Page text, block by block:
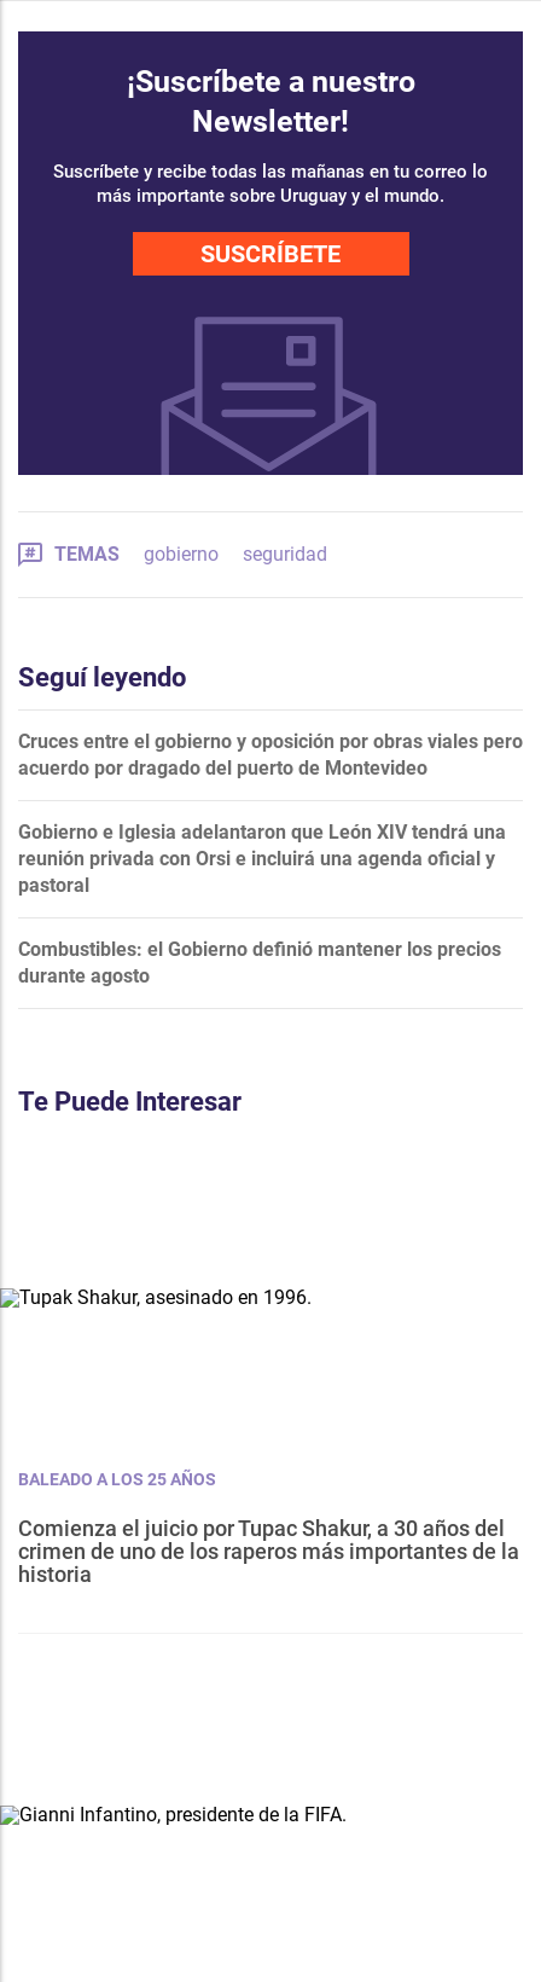
¡Suscríbete a nuestro
Newsletter!
Suscríbete y recibe todas las mañanas en tu correo lo
más importante sobre Uruguay y el mundo.
SUSCRÍBETE
TEMAS gobierno seguridad
Seguí leyendo
Cruces entre el gobierno y oposición por obras viales pero
acuerdo por dragado del puerto de Montevideo
Gobierno e Iglesia adelantaron que León XIV tendrá una
reunión privada con Orsi e incluirá una agenda oficial y
pastoral
Combustibles: el Gobierno definió mantener los precios
durante agosto
Te Puede Interesar
BALEADO A LOS 25 AÑOS
Comienza el juicio por Tupac Shakur, a 30 años del
crimen de uno de los raperos más importantes de la
historia